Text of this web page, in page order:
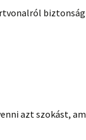
azt szokást,